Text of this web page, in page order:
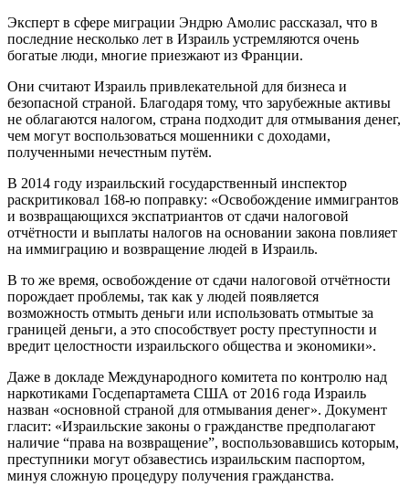
Эксперт в сфере миграции Эндрю Амолис рассказал, что в
последние несколько лет в Израиль устремляются очень
богатые люди, многие приезжают из Франции.
Они считают Израиль привлекательной для бизнеса и
безопасной страной. Благодаря тому, что зарубежные активы
не облагаются налогом, страна подходит для отмывания денег,
чем могут воспользоваться мошенники с доходами,
полученными нечестным путём.
В 2014 году израильский государственный инспектор
раскритиковал 168-ю поправку: «Освобождение иммигрантов
и возвращающихся экспатриантов от сдачи налоговой
отчётности и выплаты налогов на основании закона повлияет
на иммиграцию и возвращение людей в Израиль.
В то же время, освобождение от сдачи налоговой отчётности
порождает проблемы, так как у людей появляется
возможность отмыть деньги или использовать отмытые за
границей деньги, а это способствует росту преступности и
вредит целостности израильского общества и экономики».
Даже в докладе Международного комитета по контролю над
наркотиками Госдепартамета США от 2016 года Израиль
назван «основной страной для отмывания денег». Документ
гласит: «Израильские законы о гражданстве предполагают
наличие “права на возвращение”, воспользовавшись которым,
преступники могут обзавестись израильским паспортом,
минуя сложную процедуру получения гражданства.